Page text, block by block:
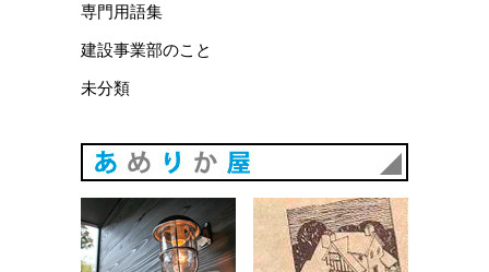
専門用語集
建設事業部のこと
未分類
あめりか屋WEBサイト